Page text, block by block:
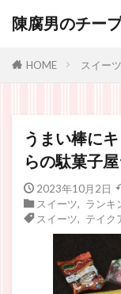
陳腐男のチー
HOME スイーツ
うまい棒に
らの駄菓子
2023年10月2日
スイーツ
ランキ
スイーツ
テイク